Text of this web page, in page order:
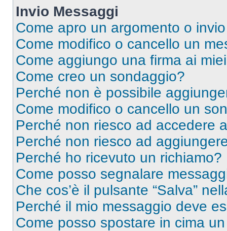
Invio Messaggi
Come apro un argomento o
Come modifico o cancello un
Come aggiungo una firma ai
Come creo un sondaggio?
Perché non è possibile
Come modifico o cancello un
Perché non riesco ad accedere
Perché non riesco ad
Perché ho ricevuto un richiamo?
Come posso segnalare
Che cos’è il pulsante “Salva”
Perché il mio messaggio deve
Come posso spostare in cima